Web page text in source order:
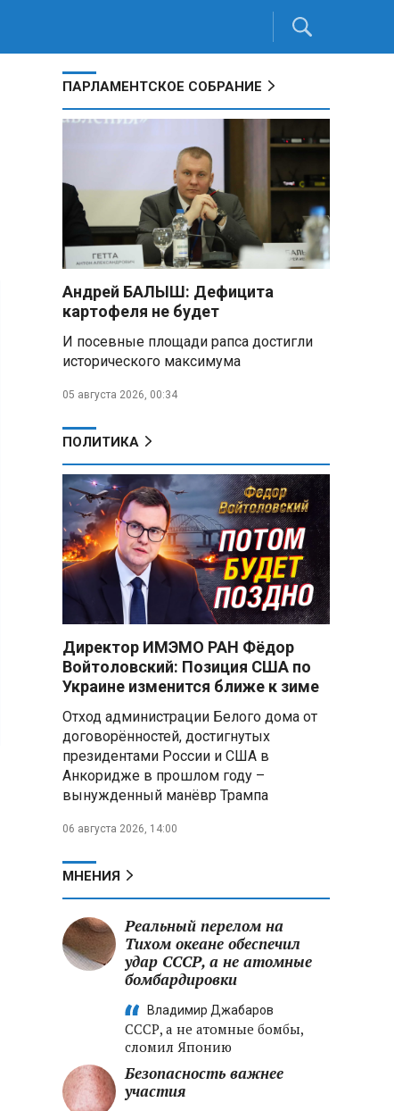
ПАРЛАМЕНТСКОЕ СОБРАНИЕ
Андрей БАЛЫШ: Дефицита
картофеля не будет
И посевные площади рапса достигли
исторического максимума
05 августа 2026, 00:34
ПОЛИТИКА
Директор ИМЭМО РАН Фёдор
Войтоловский: Позиция США по
Украине изменится ближе к зиме
Отход администрации Белого дома от
договорённостей, достигнутых
президентами России и США в
Анкоридже в прошлом году –
вынужденный манёвр Трампа
06 августа 2026, 14:00
МНЕНИЯ
Реальный перелом на
Тихом океане обеспечил
удар СССР, а не атомные
бомбардировки
Владимир Джабаров
СССР, а не атомные бомбы,
сломил Японию
Безопасность важнее
участия